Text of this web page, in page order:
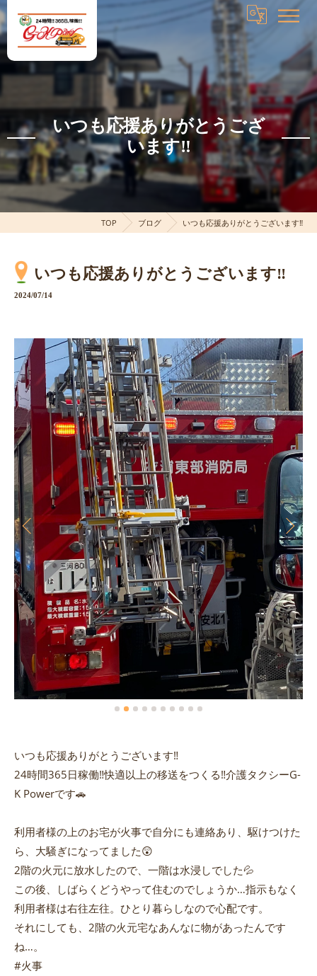
いつも応援ありがとうござ
います‼️
TOP ブログ いつも応援ありがとうございます‼️
いつも応援ありがとうございます‼️
2024/07/14
いつも応援ありがとうございます‼️
24時間365日稼働‼️快適以上の移送をつくる‼️介護タクシーG-
K Powerです🚗
利用者様の上のお宅が火事で自分にも連絡あり、駆けつけた
ら、大騒ぎになってました😲
2階の火元に放水したので、一階は水浸しでした💦
この後、しばらくどうやって住むのでしょうか…指示もなく
利用者様は右往左往。ひとり暮らしなので心配です。
それにしても、2階の火元宅なあんなに物があったんです
ね…。
#火事